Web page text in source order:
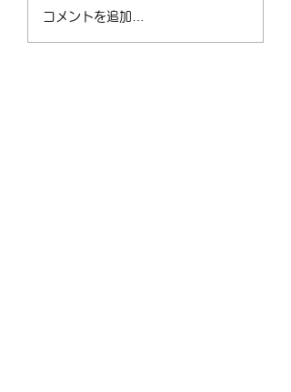
4/2（木）18:30〜
21:00 フリークラス
コメントを追加…